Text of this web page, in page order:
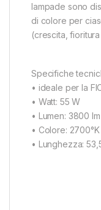
lampade sono
di colore per
(crescita,
Specifiche
• ideale per la
• Watt: 55 W
• Lumen: 3800 lm
• Colore: 2700°K
• Lunghezza: